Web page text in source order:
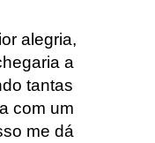
alegria,
a
tantas
com um
me dá